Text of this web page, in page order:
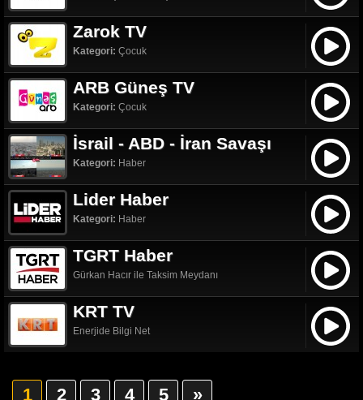
Zarok TV
Kategori: Çocuk
ARB Güneş TV
Kategori: Çocuk
İsrail - ABD - İran Savaşı
Kategori: Haber
Lider Haber
Kategori: Haber
TGRT Haber
Gürkan Hacır ile Taksim Meydanı
KRT TV
Enerjide Bilgi Net
1 2 3 4 5 »